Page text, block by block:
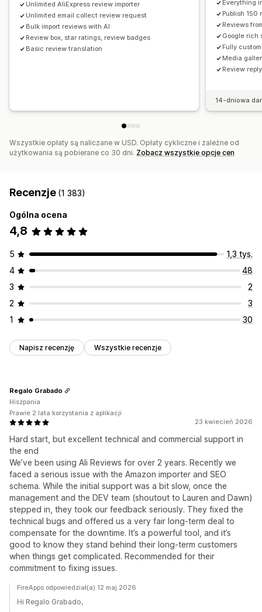
Unlimited AliExpress review importer
Unlimited email collect review request
Bulk import reviews with AI
Review box, star ratings, review badges
Basic review translation
Everything
Publish 150
Reviews
Google rich
Fully
Media
Review
14-dniowa
Wszystkie opłaty są naliczane w USD. Opłaty cykliczne i zależne od
użytkowania są pobierane co 30 dni. Zobacz wszystkie opcje cen
Recenzje (1 383)
Ogólna ocena
4,8
5
1,3 tys.
4
48
3
2
2
3
1
30
Napisz recenzję Wszystkie recenzje
23 kwiecień 2026
Hard start, but excellent technical and commercial support in
the end
We’ve been using Ali Reviews for over 2 years. Recently we
faced a serious issue with the Amazon importer and SEO
schema. While the initial support was a bit slow, once the
management and the DEV team (shoutout to Lauren and Dawn)
stepped in, they took our feedback seriously. They fixed the
technical bugs and offered us a very fair long-term deal to
compensate for the downtime. It’s a powerful tool, and it’s
good to know they stand behind their long-term customers
when things get complicated. Recommended for their
commitment to fixing issues.
Regalo Grabado
Hiszpania
Prawie 2 lata korzystania z aplikacji
FireApps odpowiedział(a) 12 maj 2026
Hi Regalo Grabado,